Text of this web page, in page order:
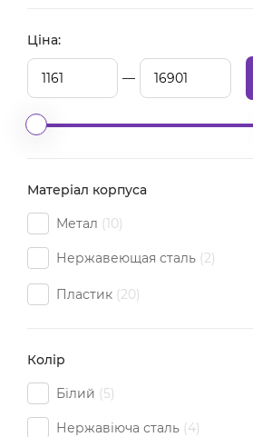
Ціна:
Матеріал корпуса
Метал 10
Нержавеющая сталь 2
Пластик 20
Колір
Білий 5
Нержавіюча сталь 4